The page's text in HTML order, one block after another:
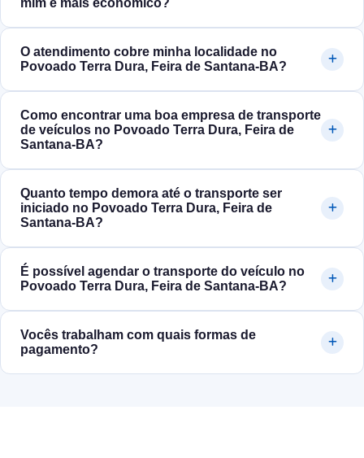
mim é mais econômico?
O atendimento cobre minha localidade no
Povoado Terra Dura, Feira de Santana‑BA?
Como encontrar uma boa empresa de transporte
de veículos no Povoado Terra Dura, Feira de
Santana‑BA?
Quanto tempo demora até o transporte ser
iniciado no Povoado Terra Dura, Feira de
Santana‑BA?
É possível agendar o transporte do veículo no
Povoado Terra Dura, Feira de Santana‑BA?
Vocês trabalham com quais formas de
pagamento?